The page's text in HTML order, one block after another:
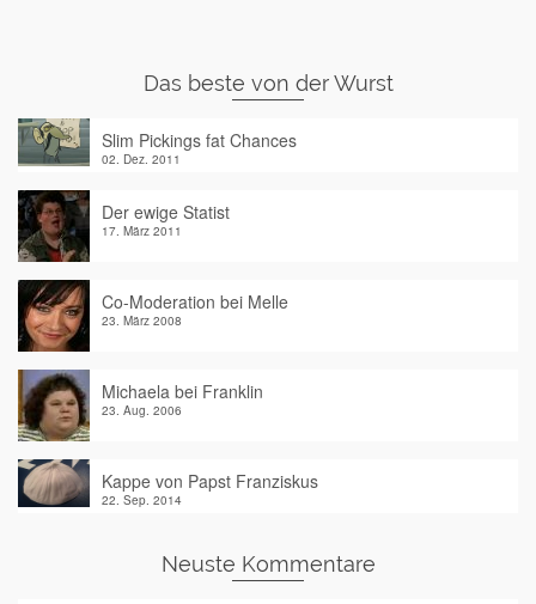
Das beste von der Wurst
Slim Pickings fat Chances
02. Dez. 2011
Der ewige Statist
17. März 2011
Co-Moderation bei Melle
23. März 2008
Michaela bei Franklin
23. Aug. 2006
Kappe von Papst Franziskus
22. Sep. 2014
Neuste Kommentare